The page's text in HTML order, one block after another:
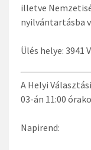
illetve
nyilvántartásba
Ülés helye: 3941
A Helyi
03-án 11:00
Napirend: